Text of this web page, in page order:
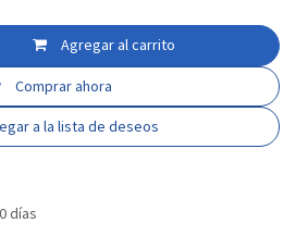
Agregar al carrito
Comprar ahora
a la lista de deseos
días